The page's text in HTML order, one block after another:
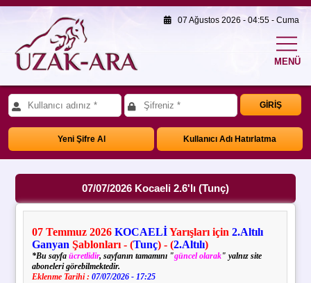
07 Ağustos 2026 - 04:55 - Cuma
MENÜ
GİRİŞ
Yeni Şifre Al Kullanıcı Adı Hatırlatma
07/07/2026 Kocaeli 2.6'lı (Tunç)
07Temmuz 2026KOCAELİYarışları için2.Altılı
Ganyan Şablonları - (Tunç) - (2.Altılı)
*Bu sayfaücretlidir, sayfanın tamamını "güncel olarak" yalnız site
aboneleri görebilmektedir.
Eklenme Tarihi : 07/07/2026 - 17:25